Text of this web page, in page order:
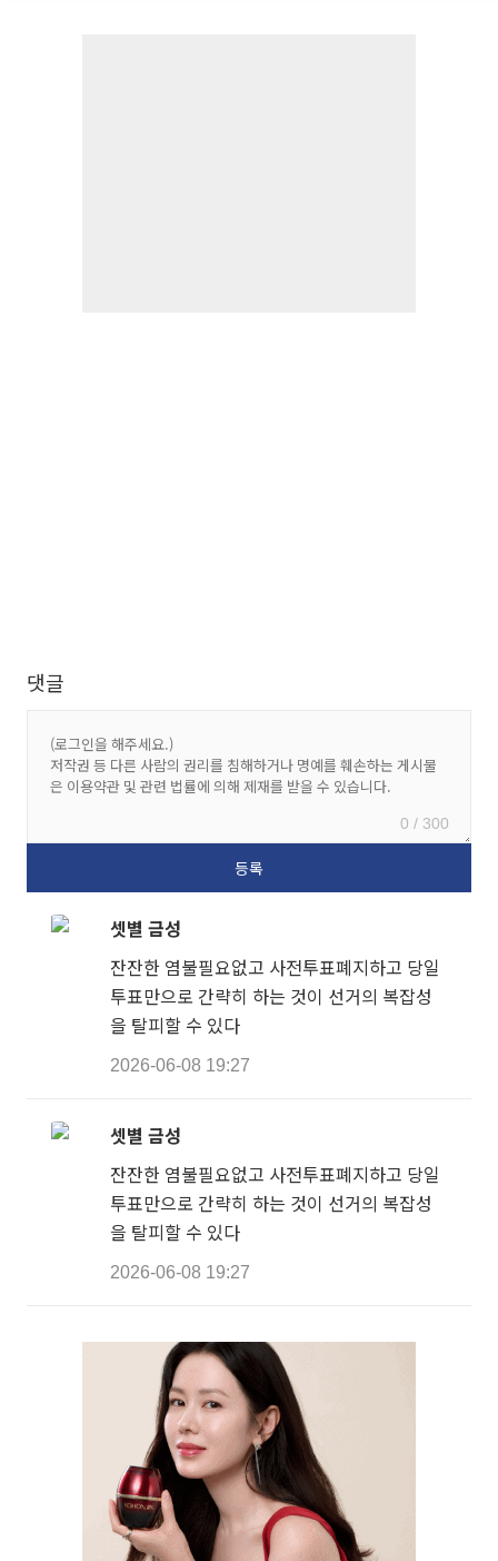
댓글
0 / 300
셋별 금성
잔잔한 염불필요없고 사전투표폐지하고 당일
투표만으로 간략히 하는 것이 선거의 복잡성
을 탈피할 수 있다
2026-06-08 19:27
셋별 금성
잔잔한 염불필요없고 사전투표폐지하고 당일
투표만으로 간략히 하는 것이 선거의 복잡성
을 탈피할 수 있다
2026-06-08 19:27